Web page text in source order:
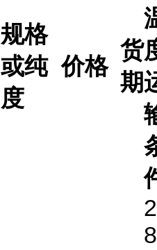
规格
或纯
度
价格
货
期